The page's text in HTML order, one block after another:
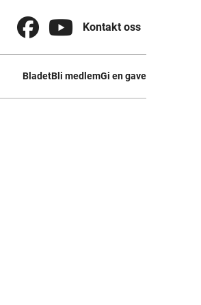
  Kontakt oss
BladetBli medlemGi en gave